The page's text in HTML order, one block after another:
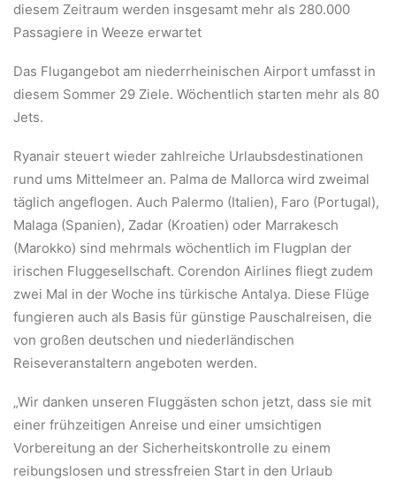
diesem Zeitraum werden insgesamt mehr als 280.000
Passagiere in Weeze erwartet
Das Flugangebot am niederrheinischen Airport umfasst in
diesem Sommer 29 Ziele. Wöchentlich starten mehr als 80
Jets.
Ryanair steuert wieder zahlreiche Urlaubsdestinationen
rund ums Mittelmeer an. Palma de Mallorca wird zweimal
täglich angeflogen. Auch Palermo (Italien), Faro (Portugal),
Malaga (Spanien), Zadar (Kroatien) oder Marrakesch
(Marokko) sind mehrmals wöchentlich im Flugplan der
irischen Fluggesellschaft. Corendon Airlines fliegt zudem
zwei Mal in der Woche ins türkische Antalya. Diese Flüge
fungieren auch als Basis für günstige Pauschalreisen, die
von großen deutschen und niederländischen
Reiseveranstaltern angeboten werden.
„Wir danken unseren Fluggästen schon jetzt, dass sie mit
einer frühzeitigen Anreise und einer umsichtigen
Vorbereitung an der Sicherheitskontrolle zu einem
reibungslosen und stressfreien Start in den Urlaub